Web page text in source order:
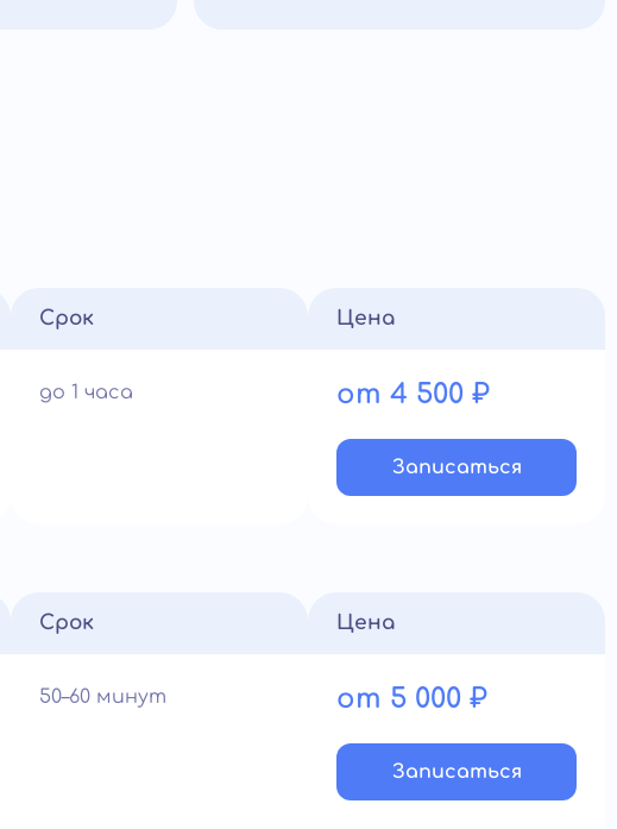
Срок
до 1 часа
Цена
от 4 500 ₽
Записатьcя
Срок
50–60 минут
Цена
от 5 000 ₽
Записатьcя